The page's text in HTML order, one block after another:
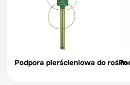
Podpora pierścieniowa do roślin